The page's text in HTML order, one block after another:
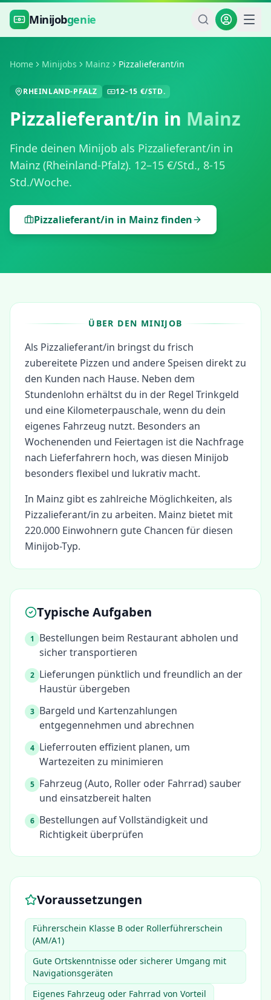
Zum Hauptinhalt springen
Minijobgenie
Home Minijobs Mainz Pizzalieferant/in
RHEINLAND-PFALZ 12–15 €/STD.
Pizzalieferant/in in Mainz
Finde deinen Minijob als Pizzalieferant/in in
Mainz (Rheinland-Pfalz). 12–15 €/Std., 8-15
Std./Woche.
Pizzalieferant/in in Mainzfinden
ÜBER DEN MINIJOB
Als Pizzalieferant/in bringst du frisch
zubereitete Pizzen und andere Speisen direkt zu
den Kunden nach Hause. Neben dem
Stundenlohn erhältst du in der Regel Trinkgeld
und eine Kilometerpauschale, wenn du dein
eigenes Fahrzeug nutzt. Besonders an
Wochenenden und Feiertagen ist die Nachfrage
nach Lieferfahrern hoch, was diesen Minijob
besonders flexibel und lukrativ macht.
In Mainz gibt es zahlreiche Möglichkeiten, als
Pizzalieferant/in zu arbeiten. Mainz bietet mit
220.000 Einwohnern gute Chancen für diesen
Minijob-Typ.
Typische Aufgaben
1
Bestellungen beim Restaurant abholen und
sicher transportieren
2 Lieferungen pünktlich und freundlich an der
Haustür übergeben
3 Bargeld und Kartenzahlungen
entgegennehmen und abrechnen
4 Lieferrouten effizient planen, um
Wartezeiten zu minimieren
5 Fahrzeug (Auto, Roller oder Fahrrad) sauber
und einsatzbereit halten
6 Bestellungen auf Vollständigkeit und
Richtigkeit überprüfen
Voraussetzungen
Führerschein Klasse B oder Rollerführerschein
(AM/A1)
Gute Ortskenntnisse oder sicherer Umgang mit
Navigationsgeräten
Eigenes Fahrzeug oder Fahrrad von Vorteil